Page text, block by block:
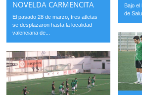
NOVELDA CARMENCITA
El pasado 28 de marzo, tres atletas
se desplazaron hasta la localidad
valenciana de...
Bajo el
de